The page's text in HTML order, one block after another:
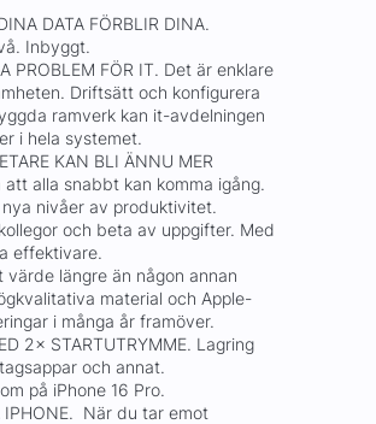
DATA FÖRBLIR DINA.
Inbyggt.
PROBLEM FÖR IT. Det är enklare
Driftsätt och konfigurera
ramverk kan it-avdelningen
i hela systemet.
KAN BLI ÄNNU MER
att alla snabbt kan komma igång.
nivåer av produktivitet.
och beta av uppgifter. Med
effektivare.
värde längre än någon annan
material och Apple-
i många år framöver.
2× STARTUTRYMME. Lagring
och annat.
på iPhone 16 Pro.
IPHONE. När du tar emot